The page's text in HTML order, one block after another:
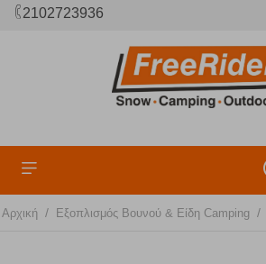
2102723936
Αρχική / Εξοπλισμός Βουνού & Είδη Camping /